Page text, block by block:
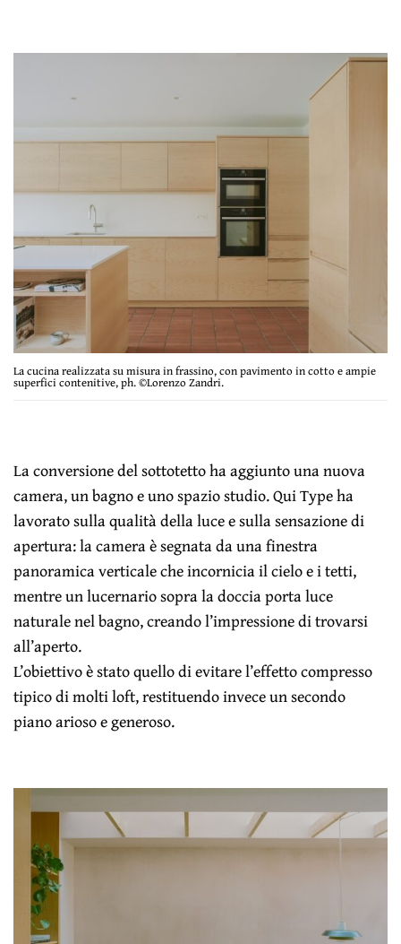
La cucina realizzata su misura in frassino, con pavimento in cotto e ampie
superfici contenitive, ph. ©Lorenzo Zandri.
La conversione del sottotetto ha aggiunto una nuova
camera, un bagno e uno spazio studio. Qui Type ha
lavorato sulla qualità della luce e sulla sensazione di
apertura: la camera è segnata da una finestra
panoramica verticale che incornicia il cielo e i tetti,
mentre un lucernario sopra la doccia porta luce
naturale nel bagno, creando l’impressione di trovarsi
all’aperto.
L’obiettivo è stato quello di evitare l’effetto compresso
tipico di molti loft, restituendo invece un secondo
piano arioso e generoso.